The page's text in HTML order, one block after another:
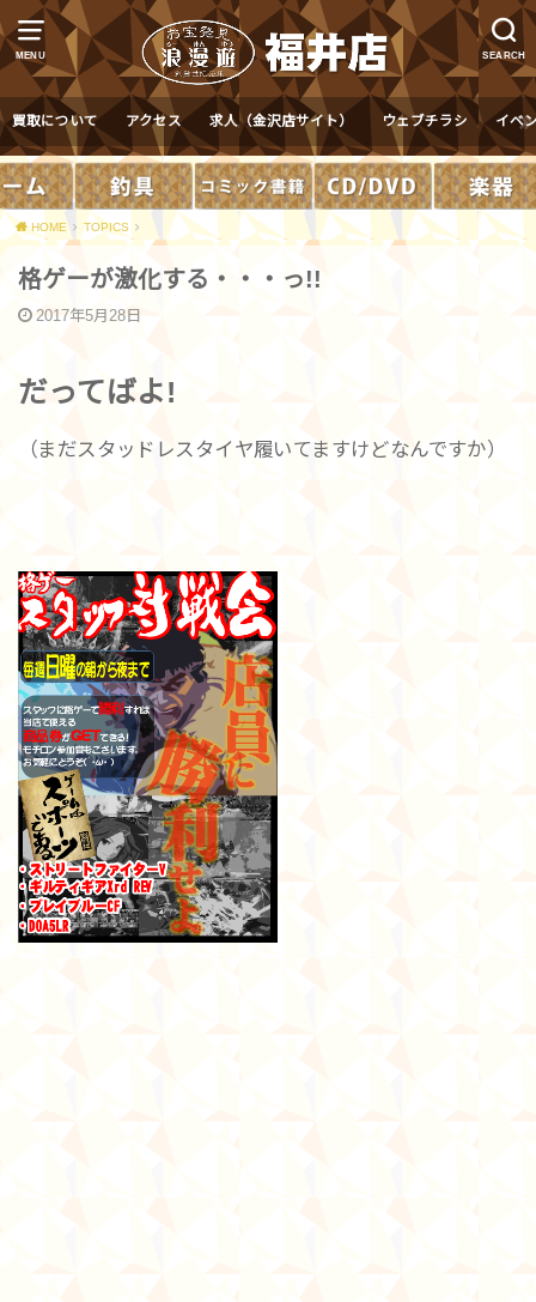
MENU SEARCH
買取について アクセス 求人（金沢店サイト） ウェブチラシ イベ
HOME TOPICS
格ゲーが激化する・・・っ!!
2017年5月28日
だってばよ!
（まだスタッドレスタイヤ履いてますけどなんですか）